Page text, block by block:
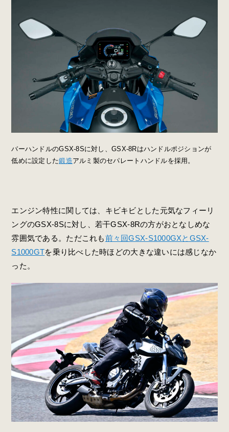
バーハンドルのGSX-8Sに対し、GSX-8Rはハンドルポジションが
低めに設定した鍛造アルミ製のセパレートハンドルを採用。
エンジン特性に関しては、キビキビとした元気なフィーリ
ングのGSX-8Sに対し、若干GSX-8Rの方がおとなしめな
雰囲気である。ただこれも前々回GSX-S1000GXとGSX-
S1000GTを乗り比べした時ほどの大きな違いには感じなか
った。